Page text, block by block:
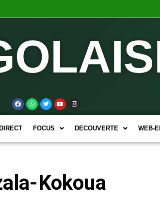
FOCUS DECOUVERTE WEB-
Kokoua